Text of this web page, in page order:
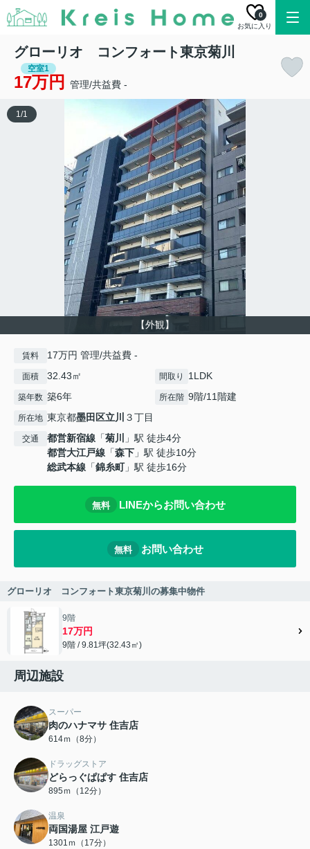
お気に入り
0
グローリオ コンフォート東京菊川
空室1
17万円 管理/共益費 -
【外観】
1/1
賃料 17万円 管理/共益費 -
面積 32.43㎡ 間取り 1LDK
築年数 築6年 所在階 9階/11階建
所在地 東京都墨田区立川 ３丁目
交通 都営新宿線 「菊川
」駅 徒歩4分
都営大江戸線 「森下 」駅 徒歩10分
総武本線 「錦糸町」駅 徒歩16分
無料 LINEからお問い合わせ
無料 お問い合わせ
グローリオ コンフォート東京菊川の募集中物件
9階
17万円
9階 / 9.81坪(32.43㎡)
周辺施設
スーパー
肉のハナマサ 住吉店
614ｍ（8分）
ドラッグストア
どらっぐぱぱす 住吉店
895ｍ（12分）
温泉
両国湯屋 江戸遊
1301ｍ（17分）